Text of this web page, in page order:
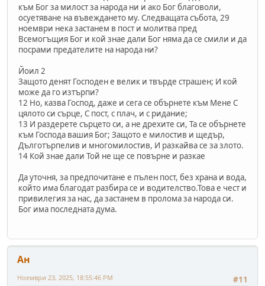
към Бог за милост за народа ни и ако Бог благоволи,
осуетяване на въвеждането му. Следващата събота, 29
ноември нека застанем в пост и молитва пред
Всемогъщия Бог и кой знае дали Бог няма да се смили и да
посрами предателите на народа ни?
Йоил 2
Защото денят Господен е велик и твърде страшен; И кой
може да го изтърпи?
12 Но, казва Господ, даже и сега се обърнете към Мене С
цялото си сърце, С пост, с плач, и с ридание;
13 И раздерете сърцето си, а не дрехите си, Та се обърнете
към Господа вашия Бог; Защото е милостив и щедър,
Дълготърпелив и многомилостив, И разкайва се за злото.
14 Кой знае дали Той не ще се повърне и разкае
Да уточня, за предпочитане е пълен пост, без храна и вода,
който има благодат разбира се и водителство.Това е чест и
привилегия за нас, да застанем в пролома за народа си.
Бог има последната дума.
Ан
#11
Ноември 23, 2025, 18:55:46 PM